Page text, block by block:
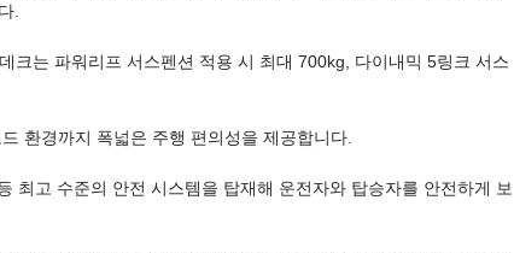
.
크는 파워리프 서스펜션 적용 시 최대 700kg, 다이내믹 5링크 서스
환경까지 폭넓은 주행 편의성을 제공합니다.
최고 수준의 안전 시스템을 탑재해 운전자와 탑승자를 안전하게 보